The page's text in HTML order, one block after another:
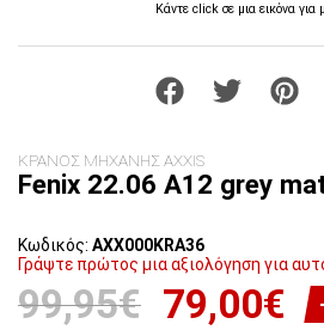
Κάντε click σε μια εικόνα για
ΚΡΑΝΟΣ ΜΗΧΑΝΗΣ AXXIS
Fenix 22.06 A12 grey
Κωδικός: AXX000KRA36
Γράψτε πρώτος μια αξιολόγηση για
99,95€ 79,00€